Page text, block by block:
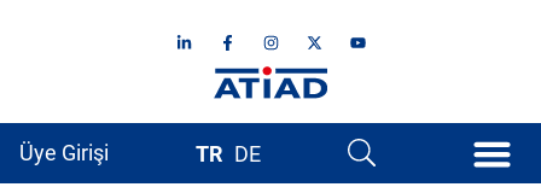
Üye Girişi TR DE